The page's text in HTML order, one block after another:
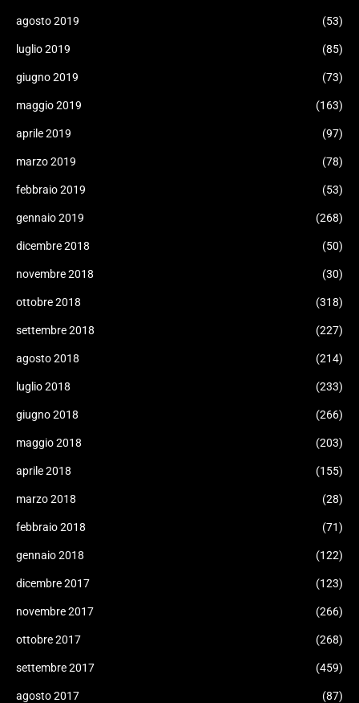
agosto 2019 (53)
luglio 2019 (85)
giugno 2019 (73)
maggio 2019 (163)
aprile 2019 (97)
marzo 2019 (78)
febbraio 2019 (53)
gennaio 2019 (268)
dicembre 2018 (50)
novembre 2018 (30)
ottobre 2018 (318)
settembre 2018 (227)
agosto 2018 (214)
luglio 2018 (233)
giugno 2018 (266)
maggio 2018 (203)
aprile 2018 (155)
marzo 2018 (28)
febbraio 2018 (71)
gennaio 2018 (122)
dicembre 2017 (123)
novembre 2017 (266)
ottobre 2017 (268)
settembre 2017 (459)
agosto 2017 (87)